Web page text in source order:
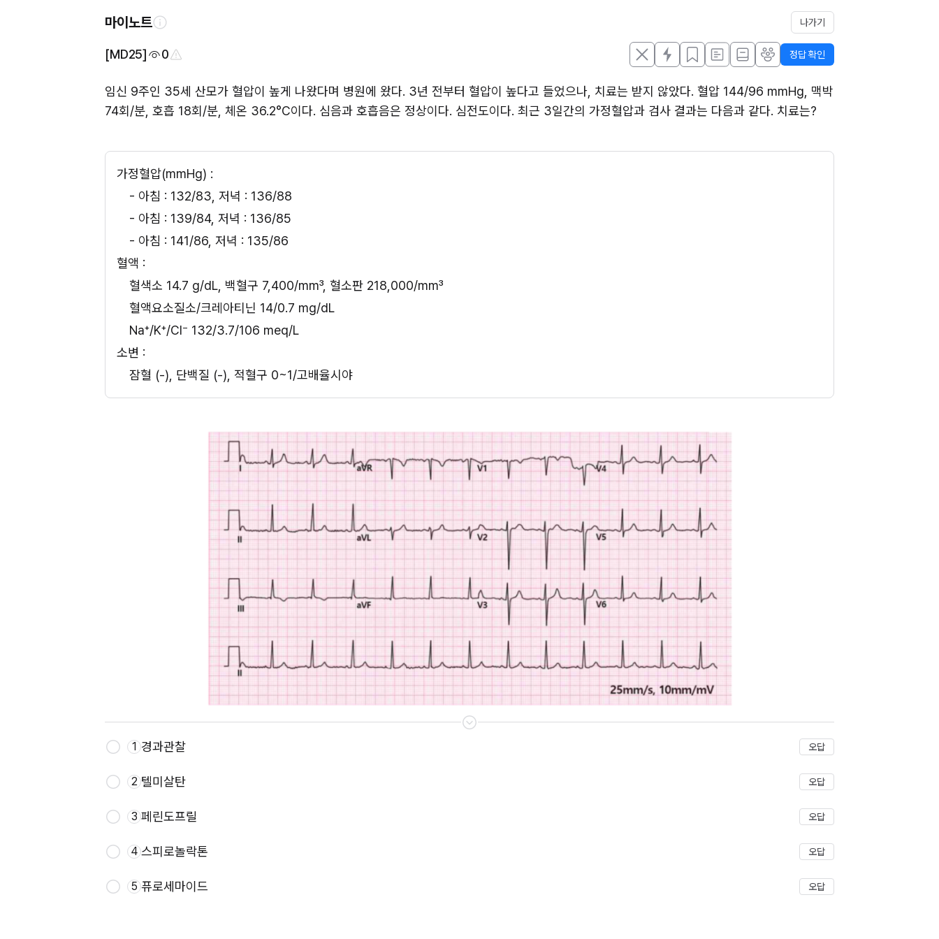
마이노트 나가기
[MD25] 0 정답 확인
임신 9주인 35세 산모가 혈압이 높게 나왔다며 병원에 왔다. 3년 전부터 혈압이 높다고 들었으나, 치료는 받지 않았다. 혈압 144/96 mmHg, 맥박
74회/분, 호흡 18회/분, 체온 36.2°C이다. 심음과 호흡음은 정상이다. 심전도이다. 최근 3일간의 가정혈압과 검사 결과는 다음과 같다. 치료는?
가정혈압(mmHg) :
- 아침 : 132/83, 저녁 : 136/88
- 아침 : 139/84, 저녁 : 136/85
- 아침 : 141/86, 저녁 : 135/86
혈액 :
혈색소 14.7 g/dL, 백혈구 7,400/mm³, 혈소판 218,000/mm³
혈액요소질소/크레아티닌 14/0.7 mg/dL
Na⁺/K⁺/Cl⁻ 132/3.7/106 meq/L
소변 :
잠혈 (-), 단백질 (-), 적혈구 0~1/고배율시야
저장
1 경과관찰 오답
2 텔미살탄 오답
3 페린도프릴 오답
4 스피로놀락톤 오답
5 퓨로세마이드 오답